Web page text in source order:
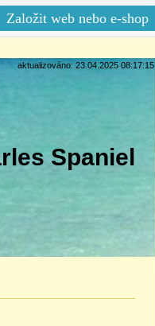
Založit web nebo e-shop
aktualizováno: 23.04.2025 08:17:15
Spaniel